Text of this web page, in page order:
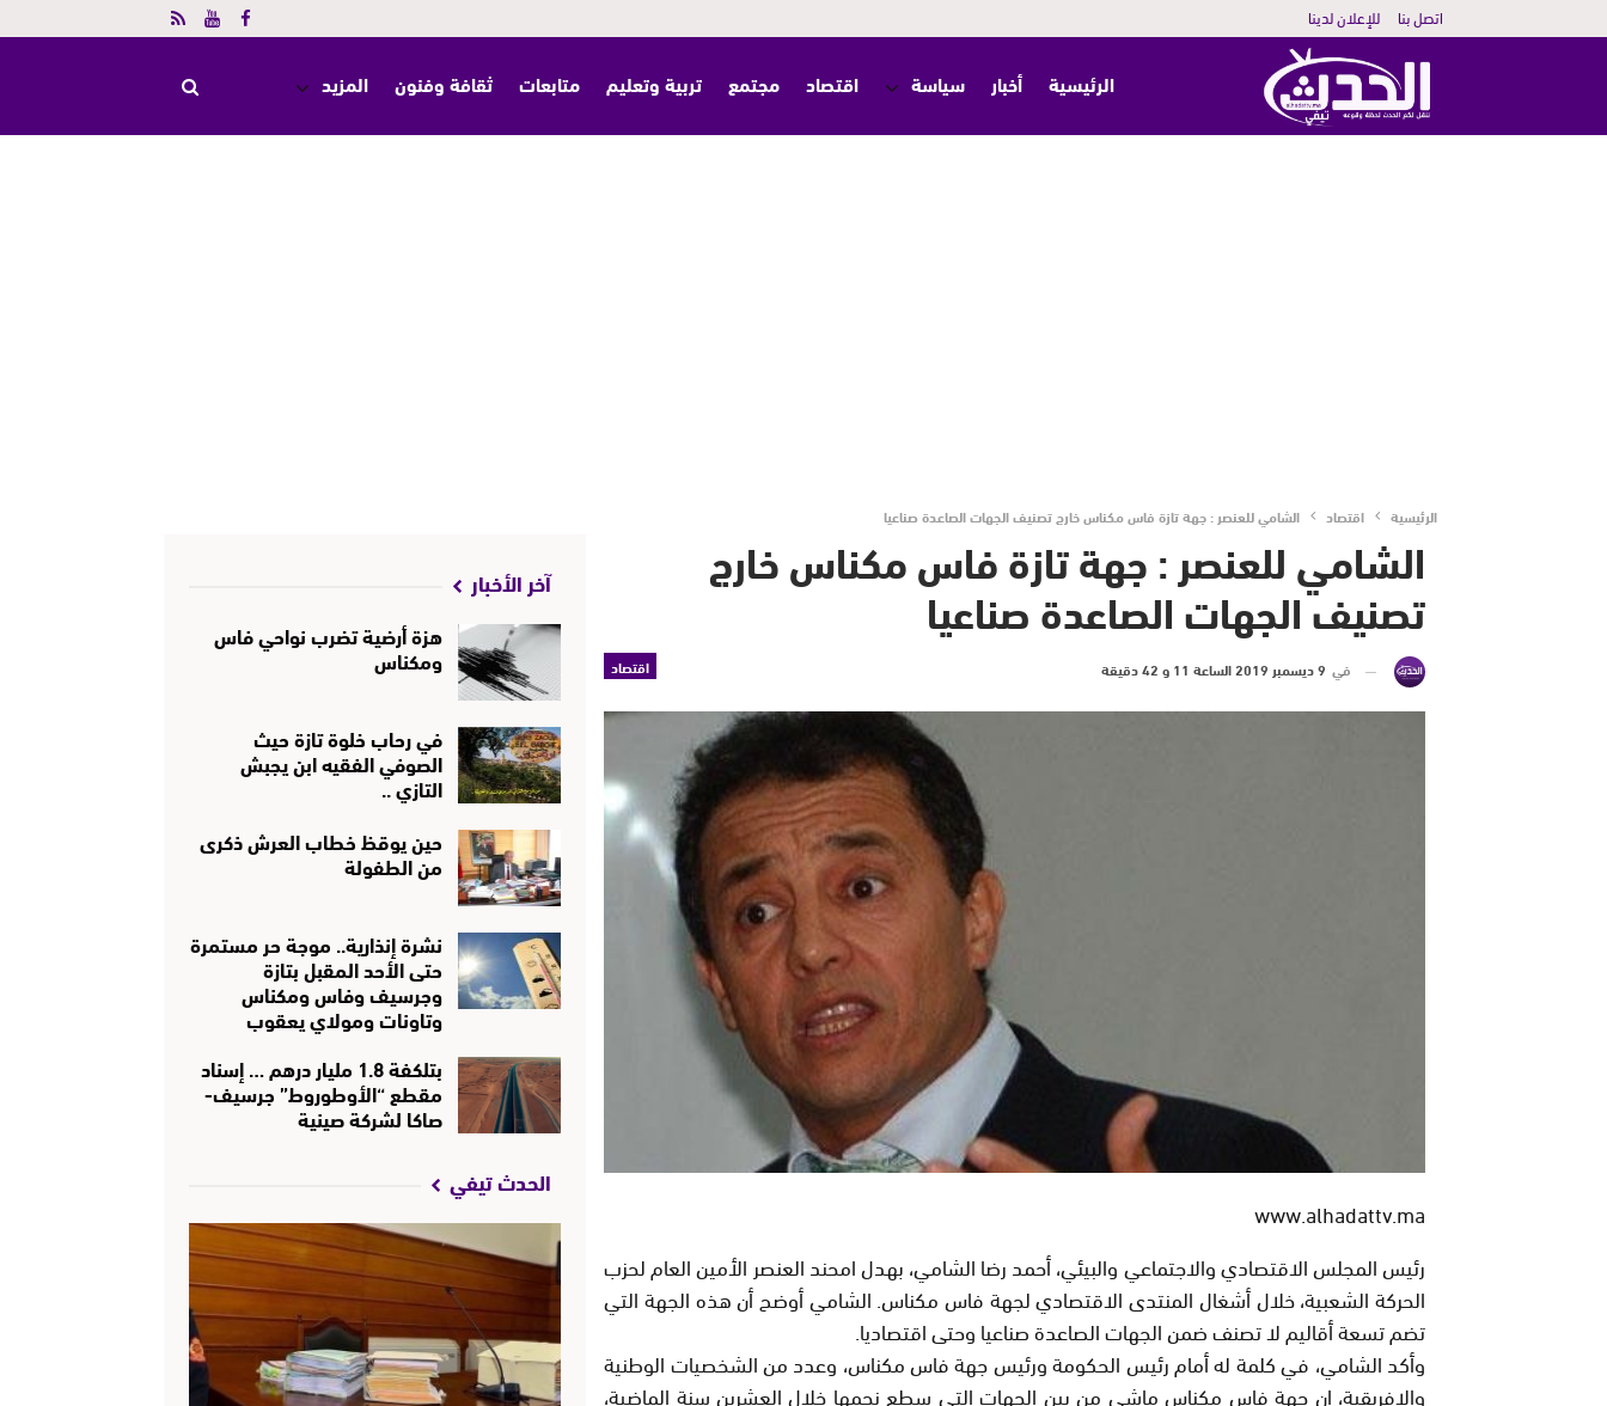
اتصل بنا للإعلان لدينا
الرئيسية أخبار سياسة اقتصاد مجتمع تربية وتعليم متابعات ثقافة وفنون المزيد
الرئيسية اقتصاد الشامي للعنصر : جهة تازة فاس مكناس خارج تصنيف الجهات الصاعدة صناعيا
الشامي للعنصر : جهة تازة فاس مكناس خارج
تصنيف الجهات الصاعدة صناعيا
اقتصاد في 9 ديسمبر 2019 الساعة 11 و 42 دقيقة
www.alhadattv.ma
رئيس المجلس الاقتصادي والاجتماعي والبيئي، أحمد رضا الشامي، بهدل امحند العنصر الأمين العام لحزب
الحركة الشعبية، خلال أشغال المنتدى الاقتصادي لجهة فاس مكناس. الشامي أوضح أن هذه الجهة التي
تضم تسعة أقاليم لا تصنف ضمن الجهات الصاعدة صناعيا وحتى اقتصاديا.
وأكد الشامي، في كلمة له أمام رئيس الحكومة ورئيس جهة فاس مكناس، وعدد من الشخصيات الوطنية
والإفريقية، إن جهة فاس مكناس ماشي من بين الجهات التي سطع نجمها خلال العشرين سنة الماضية،
آخر الأخبار
هزة أرضية تضرب نواحي فاس
ومكناس
في رحاب خلوة تازة حيث
الصوفي الفقيه ابن يجبش
التازي ..
حين يوقظ خطاب العرش ذكرى
من الطفولة
نشرة إنذارية.. موجة حر مستمرة
حتى الأحد المقبل بتازة
وجرسيف وفاس ومكناس
وتاونات ومولاي يعقوب
بتلكفة 1.8 مليار درهم … إسناد
مقطع “الأوطوروط” جرسيف-
صاكا لشركة صينية
الحدث تيفي